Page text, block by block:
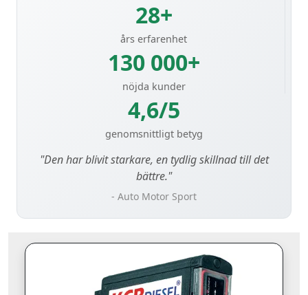
28+
års erfarenhet
130 000+
nöjda kunder
4,6/5
genomsnittligt betyg
"Den har blivit starkare, en tydlig skillnad till det
bättre."
- Auto Motor Sport